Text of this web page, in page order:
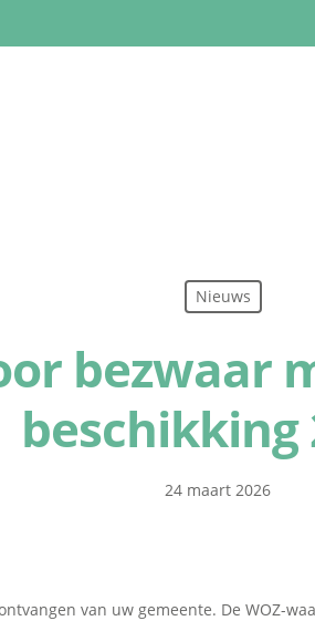
Nieuws
bezwaar
beschikking
24 maart 2026
van uw gemeente. De WOZ-